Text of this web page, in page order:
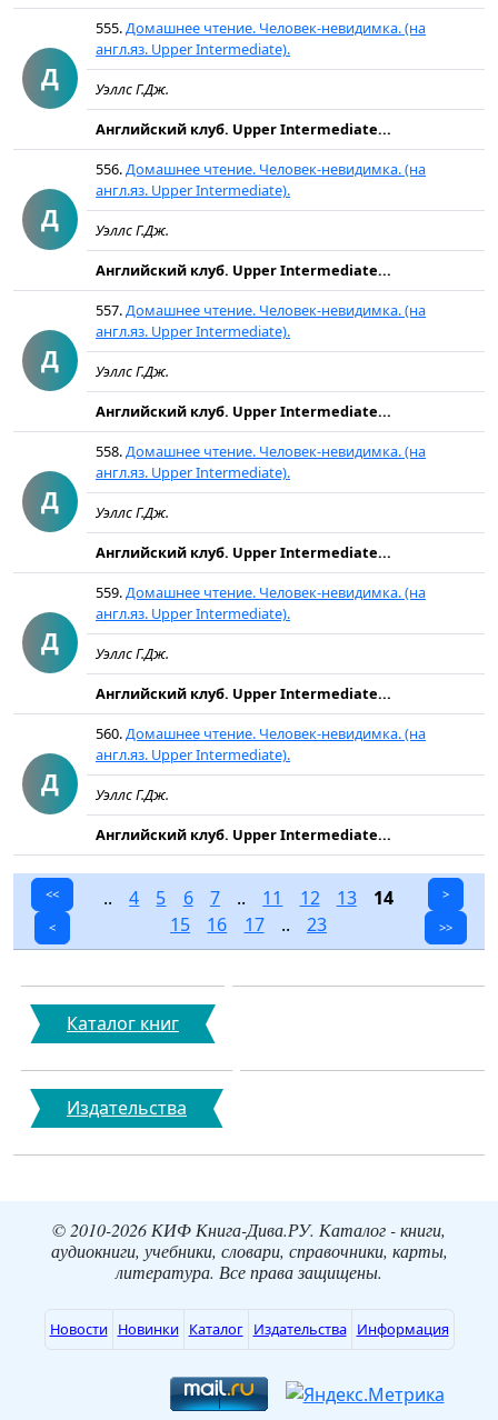
Д
555.Домашнее чтение. Человек-невидимка. (на
англ.яз. Upper Intermediate).
Уэллс Г.Дж.
Английский клуб. Upper Intermediate...
Д
556.Домашнее чтение. Человек-невидимка. (на
англ.яз. Upper Intermediate).
Уэллс Г.Дж.
Английский клуб. Upper Intermediate...
Д
557.Домашнее чтение. Человек-невидимка. (на
англ.яз. Upper Intermediate).
Уэллс Г.Дж.
Английский клуб. Upper Intermediate...
Д
558.Домашнее чтение. Человек-невидимка. (на
англ.яз. Upper Intermediate).
Уэллс Г.Дж.
Английский клуб. Upper Intermediate...
Д
559.Домашнее чтение. Человек-невидимка. (на
англ.яз. Upper Intermediate).
Уэллс Г.Дж.
Английский клуб. Upper Intermediate...
Д
560.Домашнее чтение. Человек-невидимка. (на
англ.яз. Upper Intermediate).
Уэллс Г.Дж.
Английский клуб. Upper Intermediate...
<<
<
..4 5 6 7.. 11 12 13
14
15
16 17.. 23
>
>>
Каталог книг
Издательства
© 2010-2026 КИФ Книга-Дива.РУ. Каталог - книги,
аудиокниги, учебники, словари, справочники, карты,
литература. Все права защищены.
Новости Новинки Каталог Издательства Информация